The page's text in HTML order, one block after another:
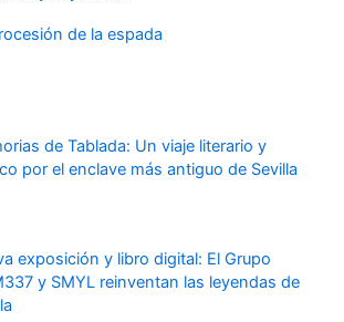
de la espada
de Tablada: Un viaje literario y
por el enclave más antiguo de Sevilla
exposición y libro digital: El Grupo
y SMYL reinventan las leyendas de